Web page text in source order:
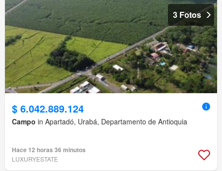
3 Fotos
$ 6.042.889.124
Campo in Apartadó, Urabá, Departamento de Antioquia
Hace 12 horas 36 minutos
LUXURYESTATE